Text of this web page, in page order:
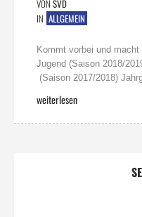
VON SVD
IN ALLGEMEIN
Kommt vorbei und
Jugend (Saison 2018/
(Saison 2017/2018)
weiterlesen